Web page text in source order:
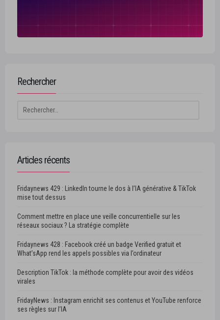
Rechercher
Rechercher :
Articles récents
Fridaynews 429 : LinkedIn tourne le dos à l’IA générative & TikTok
mise tout dessus
Comment mettre en place une veille concurrentielle sur les
réseaux sociaux ? La stratégie complète
Fridaynews 428 : Facebook créé un badge Verified gratuit et
What’sApp rend les appels possibles via l’ordinateur
Description TikTok : la méthode complète pour avoir des vidéos
virales
FridayNews : Instagram enrichit ses contenus et YouTube renforce
ses règles sur l’IA